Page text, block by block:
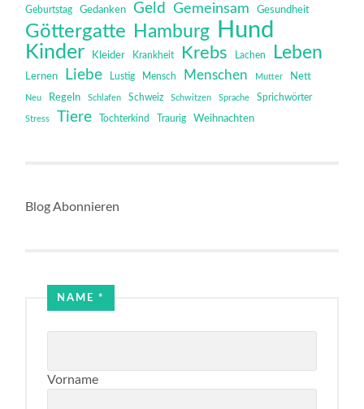
Geburtstag Gedanken Geld Gemeinsam Gesundheit
Göttergatte Hamburg Hund
Kinder Kleider Krankheit Krebs Lachen Leben
Lernen Liebe Lustig Mensch Menschen Mutter Nett
Neu Regeln Schlafen Schweiz Schwitzen Sprache Sprichwörter
Stress Tiere Tochterkind Traurig Weihnachten
Blog Abonnieren
Email
Email
NAME*
Vorname